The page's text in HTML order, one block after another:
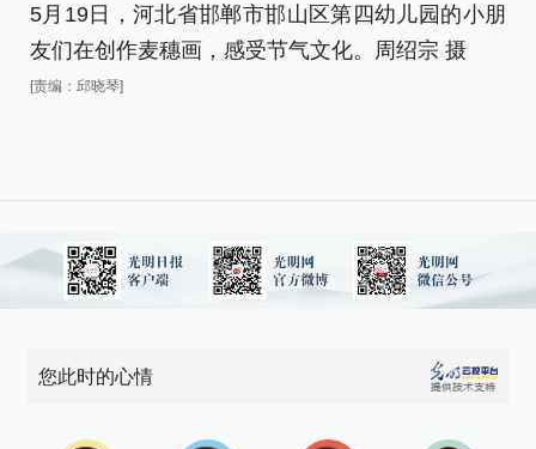
5月19日，河北省邯郸市邯山区第四幼儿园的小朋
友们在创作麦穗画，感受节气文化。周绍宗 摄
[责编：邱晓琴]
您此时的心情